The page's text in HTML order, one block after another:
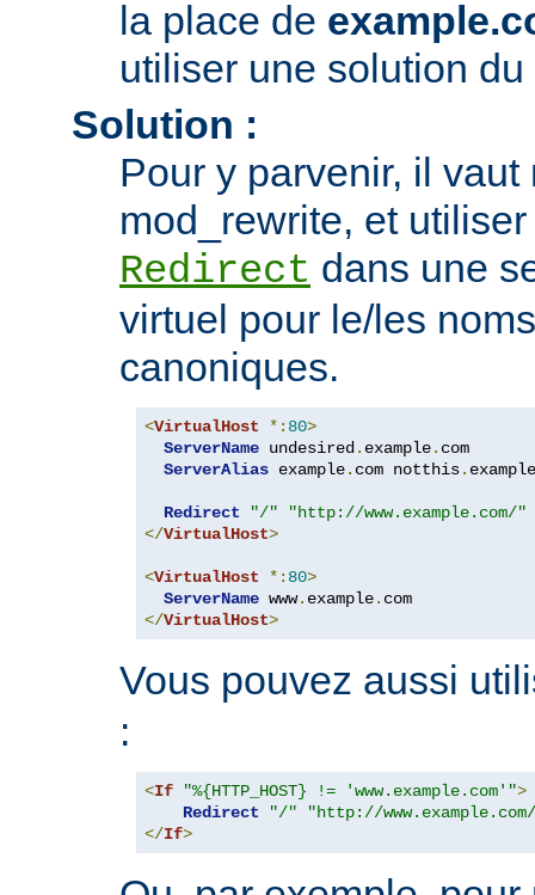
la place de
utiliser une solution du
Solution :
Pour y parvenir, il
mod_rewrite, et
Redirect dans une
virtuel pour le/les
canoniques.
<VirtualHost *: 80>
ServerName undesired . example. com
ServerAlias example. com notthis. example
Redirect "/"
"http://www.example.com/"
</VirtualHost>
<VirtualHost *: 80>
ServerName www. example.
</VirtualHost>
Vous pouvez aussi
:
<If "%{HTTP_HOST} != 'www.example.com'">
Redirect
"/"
"http://
</If>